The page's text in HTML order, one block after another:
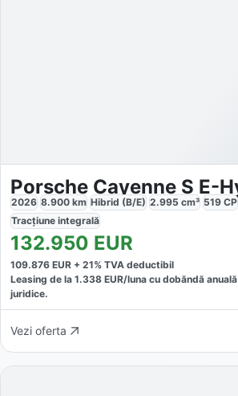
2026 8.900 km Hibrid (B/E) 2.995 cm³ 519 CP
Tracțiune integrală
132.950 EUR
109.876 EUR + 21% TVA deductibil
Leasing de la 1.338 EUR/luna cu dobăndă anuală
juridice.
Vezi oferta